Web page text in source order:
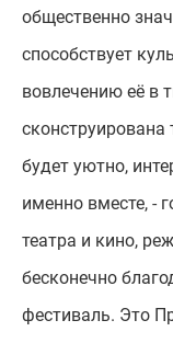
общественно
способствует
вовлечению её в
будет уютно,
именно вместе, -
театра и кино,
бесконечно
фестиваль. Это